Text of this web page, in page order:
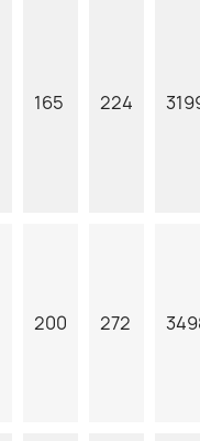
165 224
200 272